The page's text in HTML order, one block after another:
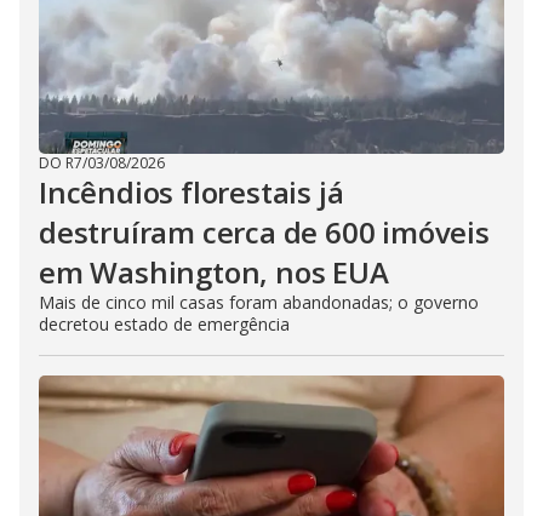
DO R7/03/08/2026
Incêndios florestais já
destruíram cerca de 600 imóveis
em Washington, nos EUA
Mais de cinco mil casas foram abandonadas; o governo
decretou estado de emergência